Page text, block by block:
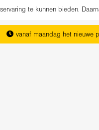
te kunnen bieden.
vanaf maandag het nieuwe